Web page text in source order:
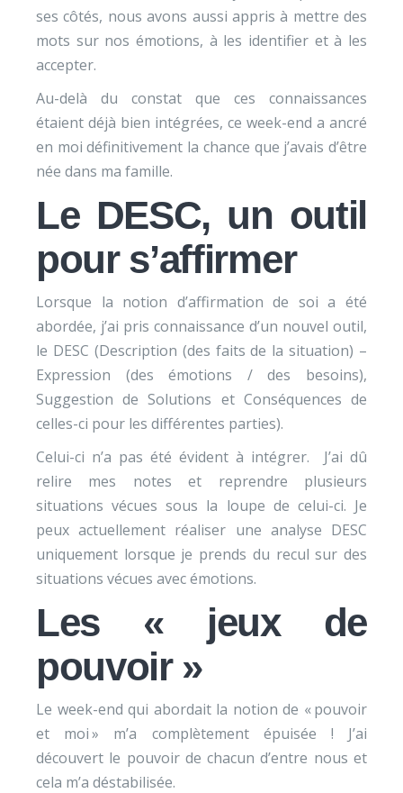
ses côtés, nous avons aussi appris à mettre des
mots sur nos émotions, à les identifier et à les
accepter.
Au-delà du constat que ces connaissances
étaient déjà bien intégrées, ce week-end a ancré
en moi définitivement la chance que j’avais d’être
née dans ma famille.
Le DESC, un outil
pour s’affirmer
Lorsque la notion d’affirmation de soi a été
abordée, j’ai pris connaissance d’un nouvel outil,
le DESC (Description (des faits de la situation) –
Expression (des émotions / des besoins),
Suggestion de Solutions et Conséquences de
celles-ci pour les différentes parties).
Celui-ci n’a pas été évident à intégrer. J’ai dû
relire mes notes et reprendre plusieurs
situations vécues sous la loupe de celui-ci. Je
peux actuellement réaliser une analyse DESC
uniquement lorsque je prends du recul sur des
situations vécues avec émotions.
Les « jeux de
pouvoir »
Le week-end qui abordait la notion de « pouvoir
et moi » m’a complètement épuisée ! J’ai
découvert le pouvoir de chacun d’entre nous et
cela m’a déstabilisée.